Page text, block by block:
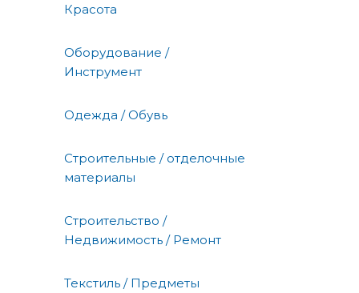
Красота
Оборудование /
Инструмент
Одежда / Обувь
Строительные / отделочные
материалы
Строительство /
Недвижимость / Ремонт
Текстиль / Предметы